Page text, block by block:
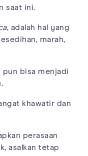
saat ini.
, adalah hal yang
marah,
pun bisa menjadi
khawatir dan
perasaan
asalkan tetap